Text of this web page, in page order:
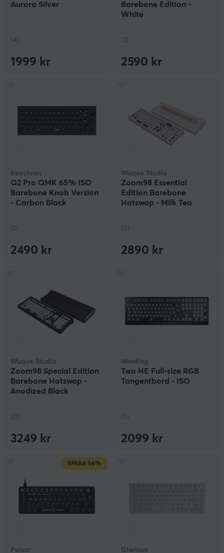
Aurora Silver
(4)
1999 kr
Barebone Edition -
White
(2)
2590 kr
Keychron
Q2 Pro QMK 65% ISO
Barebone Knob Version
- Carbon Black
(2)
2490 kr
Wuque Studio
Zoom98 Essential
Edition Barebone
Hotswap - Milk Tea
(0)
2890 kr
Wuque Studio
Zoom98 Special Edition
Barebone Hotswap -
Anodized Black
(0)
3249 kr
Wooting
Two HE Full-size RGB
Tangentbord - ISO
(5)
2099 kr
SPARA 56%
Pulsar Glorious